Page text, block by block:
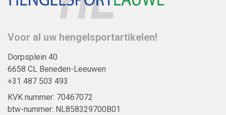
Voor al uw hengelsportartikelen!
Dorpsplein 40
6658 CL Beneden-Leeuwen
+31 487 503 493
KVK nummer: 70467072
btw-nummer: NL858329700B01